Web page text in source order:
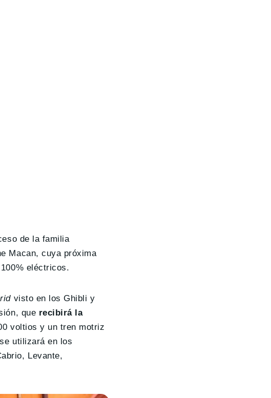
de la familia
Macan, cuya próxima
eléctricos.
visto en los Ghibli y
que recibirá la
voltios y un tren motriz
utilizará en los
Levante,